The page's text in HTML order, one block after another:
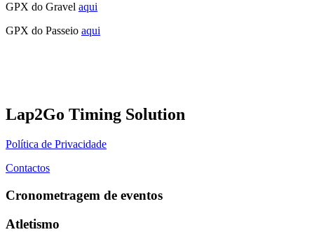
GPX do Gravel aqui
GPX do Passeio aqui
Lap2Go Timing Solution
Política de Privacidade
Contactos
Cronometragem de eventos
Atletismo